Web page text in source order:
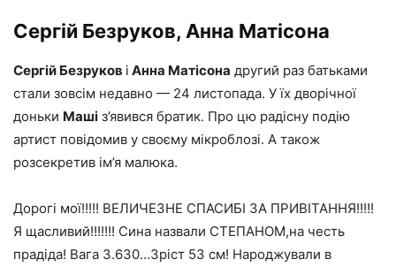
Сергій Безруков, Анна Матісона
Сергій Безруков і Анна Матісона другий раз батьками
стали зовсім недавно — 24 листопада. У їх дворічної
доньки Маші з’явився братик. Про цю радісну подію
артист повідомив у своєму мікроблозі. А також
розсекретив ім’я малюка.
Дорогі мої!!!!! ВЕЛИЧЕЗНЕ СПАСИБІ ЗА ПРИВІТАННЯ!!!!!
Я щасливий!!!!!!! Сина назвали СТЕПАНОМ,на честь
прадіда! Вага 3.630…Зріст 53 см! Народжували в